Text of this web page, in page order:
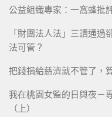
公益組織專家：一窩蜂批
「財團法人法」三讀通
法可管？
把錢捐給慈濟就不管了，
我在桃園女監的日與夜－
（上）